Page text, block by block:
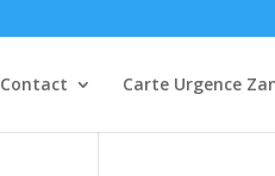
Contact Carte Urgence